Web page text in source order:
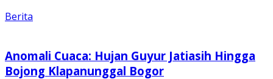
Berita
Anomali Cuaca: Hujan Guyur Jatiasih Hingga
Bojong Klapanunggal Bogor